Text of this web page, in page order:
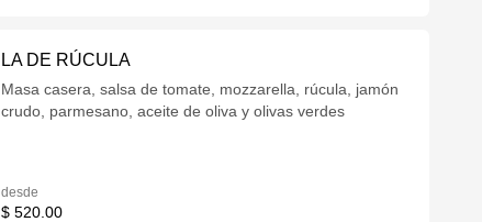
LA DE RÚCULA
Masa casera, salsa de tomate, mozzarella, rúcula, jamón
crudo, parmesano, aceite de oliva y olivas verdes
desde
$ 520.00